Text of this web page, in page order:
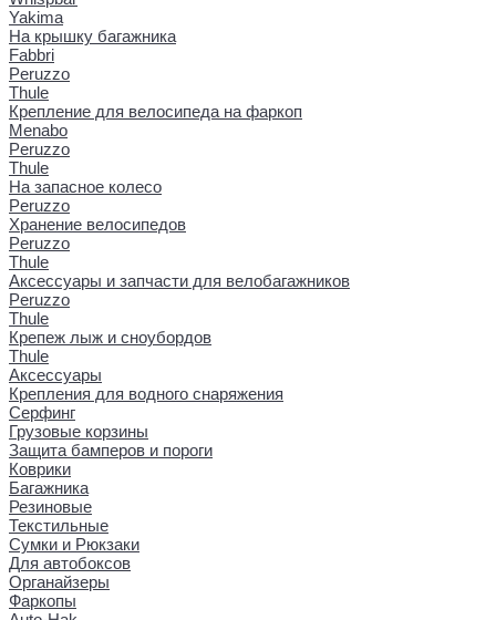
Yakima
На крышку багажника
Fabbri
Peruzzo
Thule
Крепление для велосипеда на фаркоп
Menabo
Peruzzo
Thule
На запасное колесо
Peruzzo
Хранение велосипедов
Peruzzo
Thule
Аксессуары и запчасти для велобагажников
Peruzzo
Thule
Крепеж лыж и сноубордов
Thule
Аксессуары
Крепления для водного снаряжения
Серфинг
Грузовые корзины
Защита бамперов и пороги
Коврики
Багажника
Резиновые
Текстильные
Сумки и Рюкзаки
Для автобоксов
Органайзеры
Фаркопы